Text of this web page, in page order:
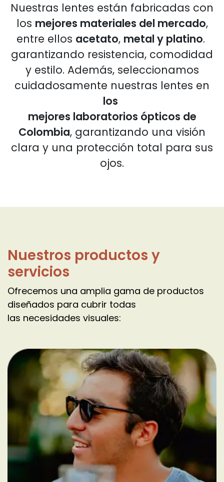
Nuestras lentes están fabricadas con
los mejores materiales del mercado,
entre ellos acetato, metal y platino.
garantizando resistencia, comodidad
y estilo. Además, seleccionamos
cuidadosamente nuestras lentes en
los
mejores laboratorios ópticos de
Colombia, garantizando una visión
clara y una protección total para sus
ojos.
Nuestros productos y
servicios
Ofrecemos una amplia gama de productos
diseñados para cubrir todas
las necesidades visuales:​